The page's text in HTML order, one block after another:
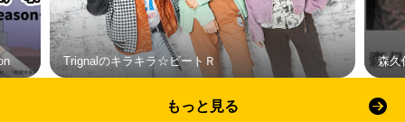
Trignalのキラキラ☆ビートＲ 森久
もっと見る